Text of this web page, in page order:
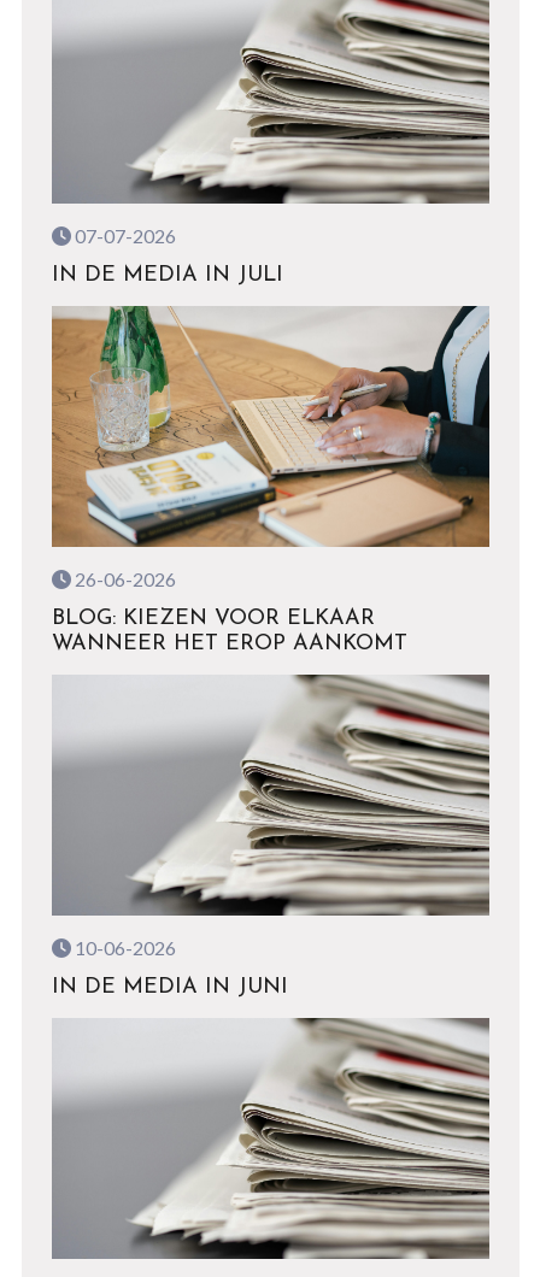
07-07-2026
IN DE MEDIA IN JULI
26-06-2026
BLOG: KIEZEN VOOR ELKAAR
WANNEER HET EROP AANKOMT
10-06-2026
IN DE MEDIA IN JUNI